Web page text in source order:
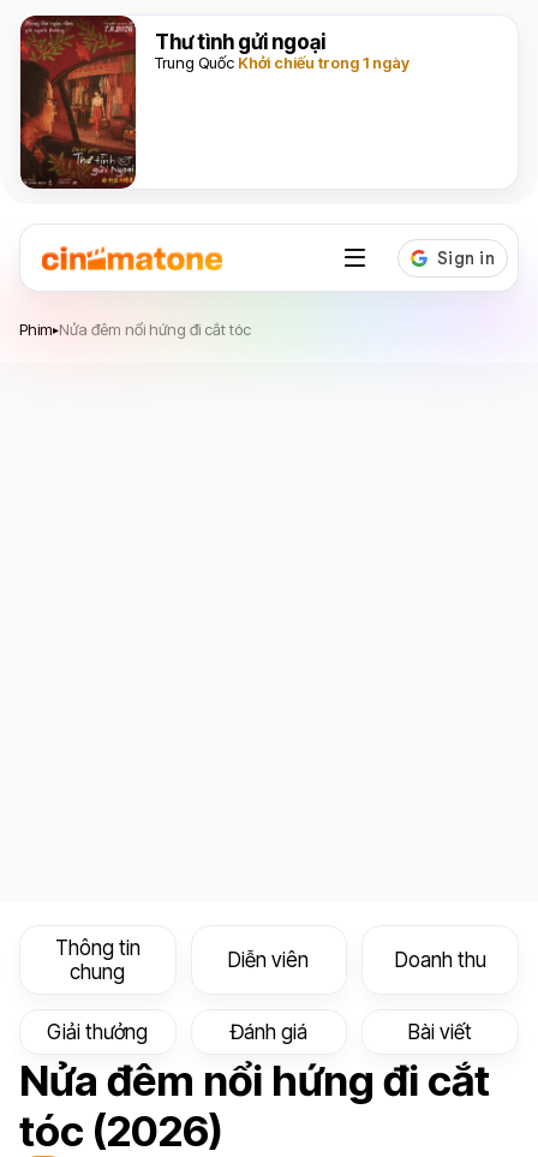
Thư tình gửi ngoại
Trung Quốc Khởi chiếu trong 1 ngày
Phim▸Nửa đêm nổi hứng đi cắt tóc
Thông tin
chung
Diễn viên Doanh thu
Giải thưởng Đánh giá Bài viết
Nửa đêm nổi hứng đi cắt
tóc (2026)